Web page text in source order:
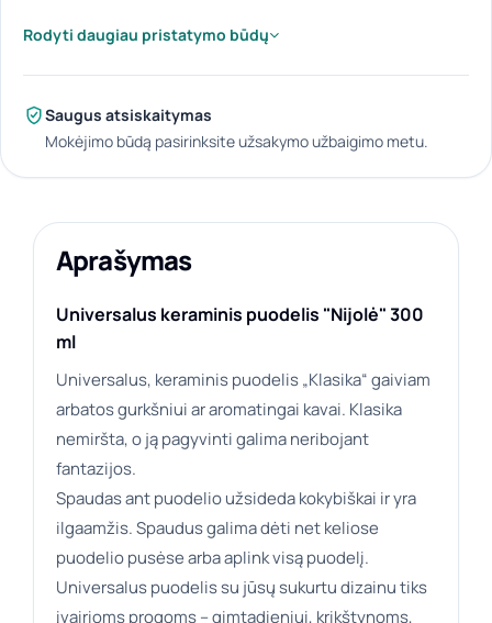
Rodyti daugiau pristatymo būdų
Saugus atsiskaitymas
Mokėjimo būdą pasirinksite užsakymo užbaigimo metu.
Aprašymas
Universalus keraminis puodelis "Nijolė" 300
ml
Universalus, keraminis puodelis „Klasika“ gaiviam
arbatos gurkšniui ar aromatingai kavai. Klasika
nemiršta, o ją pagyvinti galima neribojant
fantazijos.
Spaudas ant puodelio užsideda kokybiškai ir yra
ilgaamžis. Spaudus galima dėti net keliose
puodelio pusėse arba aplink visą puodelį.
Universalus puodelis su jūsų sukurtu dizainu tiks
įvairioms progoms – gimtadieniui, krikštynoms,